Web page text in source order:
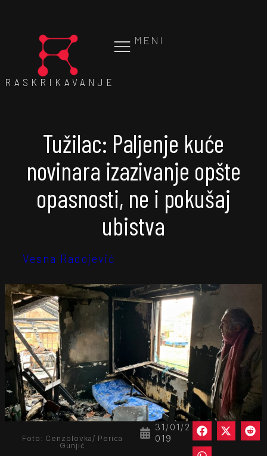
MENI
RASKRIKAVANJE
Tužilac: Paljenje kuće
novinara izazivanje opšte
opasnosti, ne i pokušaj
ubistva
Vesna Radojević
31/01/2
019
Foto: Cenzolovka/ Perica
Gunjić